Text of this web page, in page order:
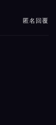
匿名回覆